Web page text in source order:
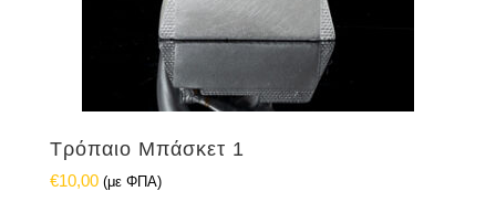
Τρόπαιο Μπάσκετ 1
€10,00 (με ΦΠΑ)